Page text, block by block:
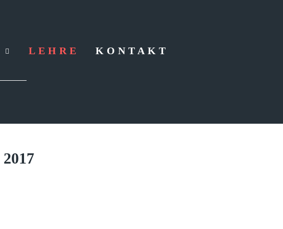
LEHRE KONTAKT
2017